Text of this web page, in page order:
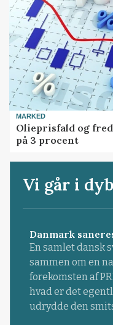
MARKED
Olieprisfald og
på 3 procent
Vi går i
Danmark
En samlet dansk
sammen om en
forekomsten af
hvad er det
udrydde den